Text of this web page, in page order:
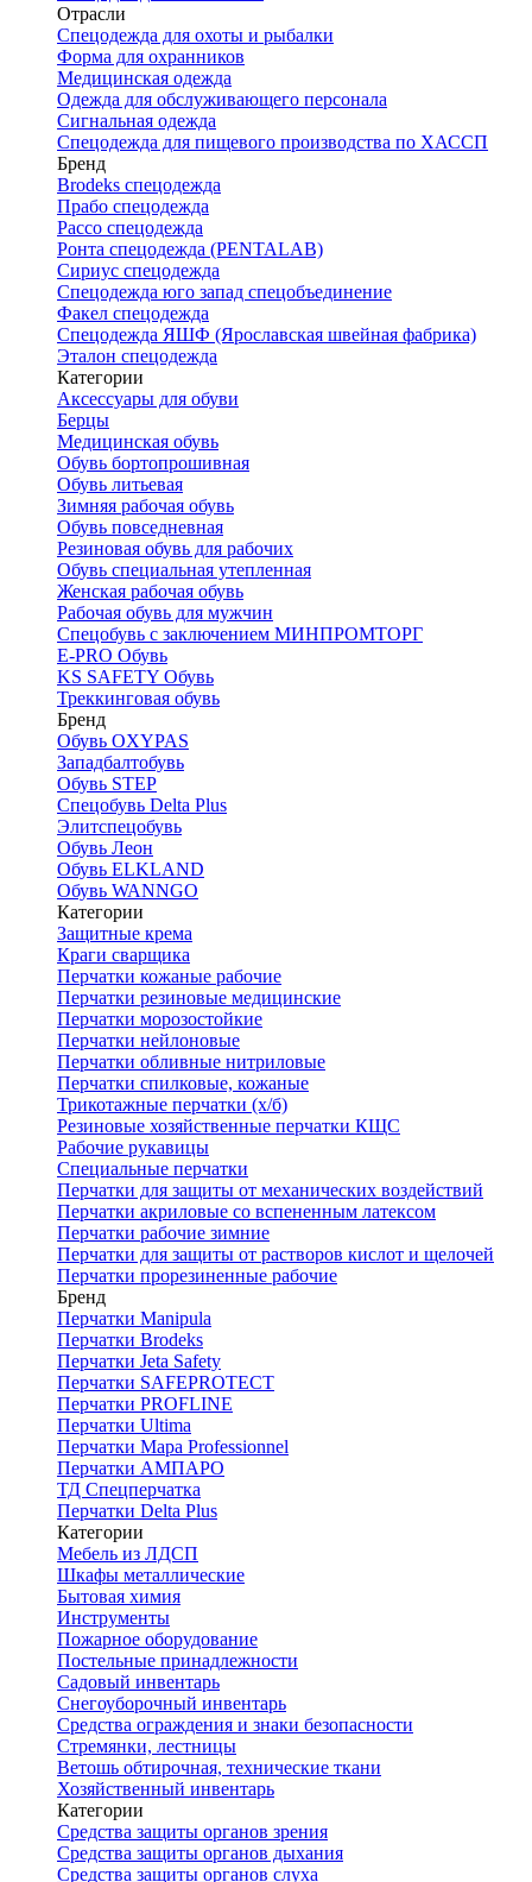
Отрасли
Спецодежда для охоты и рыбалки
Форма для охранников
Медицинская одежда
Одежда для обслуживающего персонала
Сигнальная одежда
Спецодежда для пищевого производства по ХАССП
Бренд
Brodeks спецодежда
Прабо спецодежда
Рассо спецодежда
Ронта спецодежда (PENTALAB)
Сириус спецодежда
Спецодежда юго запад спецобъединение
Факел спецодежда
Спецодежда ЯШФ (Ярославская швейная фабрика)
Эталон спецодежда
Категории
Аксессуары для обуви
Берцы
Медицинская обувь
Обувь бортопрошивная
Обувь литьевая
Зимняя рабочая обувь
Обувь повседневная
Резиновая обувь для рабочих
Обувь специальная утепленная
Женская рабочая обувь
Рабочая обувь для мужчин
Спецобувь с заключением МИНПРОМТОРГ
E-PRO Обувь
KS SAFETY Обувь
Треккинговая обувь
Бренд
Обувь OXYPAS
Западбалтобувь
Обувь STEP
Спецобувь Delta Plus
Элитспецобувь
Обувь Леон
Обувь ELKLAND
Обувь WANNGO
Категории
Защитные крема
Краги сварщика
Перчатки кожаные рабочие
Перчатки резиновые медицинские
Перчатки морозостойкие
Перчатки нейлоновые
Перчатки обливные нитриловые
Перчатки спилковые, кожаные
Трикотажные перчатки (х/б)
Резиновые хозяйственные перчатки КЩС
Рабочие рукавицы
Специальные перчатки
Перчатки для защиты от механических воздействий
Перчатки акриловые со вспененным латексом
Перчатки рабочие зимние
Перчатки для защиты от растворов кислот и щелочей
Перчатки прорезиненные рабочие
Бренд
Перчатки Manipula
Перчатки Brodeks
Перчатки Jeta Safety
Перчатки SAFEPROTECT
Перчатки PROFLINE
Перчатки Ultima
Перчатки Мара Professionnel
Перчатки АМПАРО
ТД Спецперчатка
Перчатки Delta Plus
Категории
Мебель из ЛДСП
Шкафы металлические
Бытовая химия
Инструменты
Пожарное оборудование
Постельные принадлежности
Садовый инвентарь
Снегоуборочный инвентарь
Средства ограждения и знаки безопасности
Стремянки, лестницы
Ветошь обтирочная, технические ткани
Хозяйственный инвентарь
Категории
Средства защиты органов зрения
Средства защиты органов дыхания
Средства защиты органов слуха